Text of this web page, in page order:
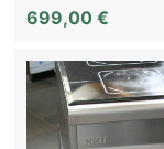
699,00 €